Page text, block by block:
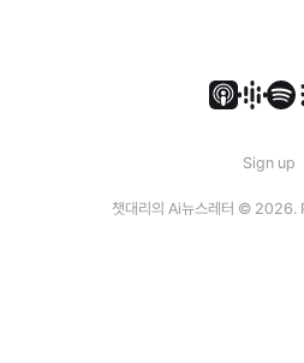
Sign up
챗대리의 Ai뉴스레터 ©